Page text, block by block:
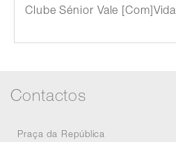
Clube Sénior Vale [Com]Vida
Contactos
Praça da República